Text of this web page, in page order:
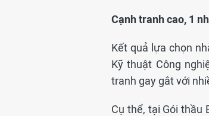
Cạnh tranh cao, 1
Kết quả lựa chọn
Kỹ thuật Công
tranh gay gắt với
Cụ thể, tại Gói thầu